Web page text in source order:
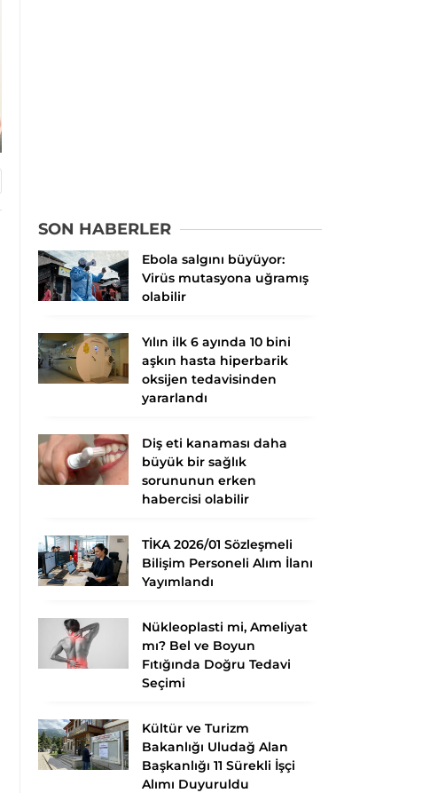
SON HABERLER
Ebola salgını büyüyor:
Virüs mutasyona uğramış
olabilir
Yılın ilk 6 ayında 10 bini
aşkın hasta hiperbarik
oksijen tedavisinden
yararlandı
Diş eti kanaması daha
büyük bir sağlık
sorununun erken
habercisi olabilir
TİKA 2026/01 Sözleşmeli
Bilişim Personeli Alım İlanı
Yayımlandı
Nükleoplasti mi, Ameliyat
mı? Bel ve Boyun
Fıtığında Doğru Tedavi
Seçimi
Kültür ve Turizm
Bakanlığı Uludağ Alan
Başkanlığı 11 Sürekli İşçi
Alımı Duyuruldu